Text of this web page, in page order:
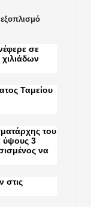
σε
Ταμείου
του
ύψους 3
να
στις